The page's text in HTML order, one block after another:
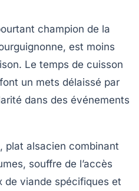
champion de la
est moins
Le temps de cuisson
un mets délaissé par
dans des événements
, plat alsacien combinant
souffre de l’accès
de viande spécifiques et